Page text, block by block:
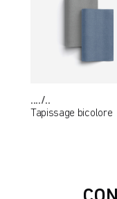
..../..
Tapissage bicolore